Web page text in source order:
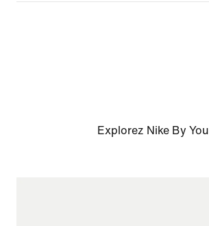
Explorez Nike By You